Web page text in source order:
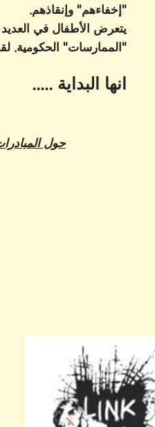
"إخفاءهم" وإنقاذهم.
يتعرض الأطفال في
"الممارسات" الحكومية.
انها البداية .....